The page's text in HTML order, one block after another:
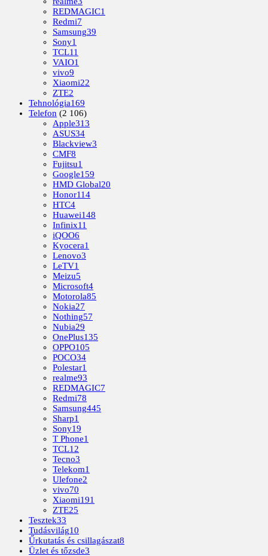
REDMAGIC1
Redmi7
Samsung39
Sony1
TCL11
VAIO1
vivo9
Xiaomi22
ZTE2
Tehnológia169
Telefon (2 106)
Apple313
ASUS34
Blackview3
CMF8
Fujitsu1
Google159
HMD Global20
Honor114
HTC4
Huawei148
Infinix11
iQOO6
Kyocera1
Lenovo3
LeTV1
Meizu5
Microsoft4
Motorola85
Nokia27
Nothing57
Nubia29
OnePlus135
OPPO105
POCO34
Polestar1
realme93
REDMAGIC7
Redmi78
Samsung445
Sharp1
Sony19
T Phone1
TCL12
Tecno3
Telekom1
Ulefone2
vivo70
Xiaomi191
ZTE25
Tesztek33
Tudásvilág10
Űrkutatás és csillagászat8
Üzlet és tőzsde3